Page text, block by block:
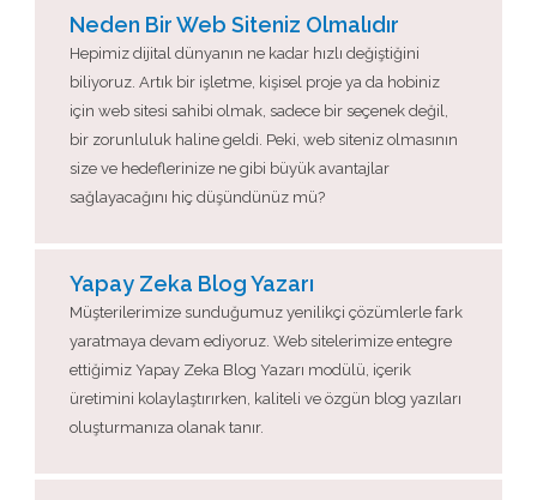
Neden Bir Web Siteniz Olmalıdır
Hepimiz dijital dünyanın ne kadar hızlı değiştiğini
biliyoruz. Artık bir işletme, kişisel proje ya da hobiniz
için web sitesi sahibi olmak, sadece bir seçenek değil,
bir zorunluluk haline geldi. Peki, web siteniz olmasının
size ve hedeflerinize ne gibi büyük avantajlar
sağlayacağını hiç düşündünüz mü?
Yapay Zeka Blog Yazarı
Müşterilerimize sunduğumuz yenilikçi çözümlerle fark
yaratmaya devam ediyoruz. Web sitelerimize entegre
ettiğimiz Yapay Zeka Blog Yazarı modülü, içerik
üretimini kolaylaştırırken, kaliteli ve özgün blog yazıları
oluşturmanıza olanak tanır.